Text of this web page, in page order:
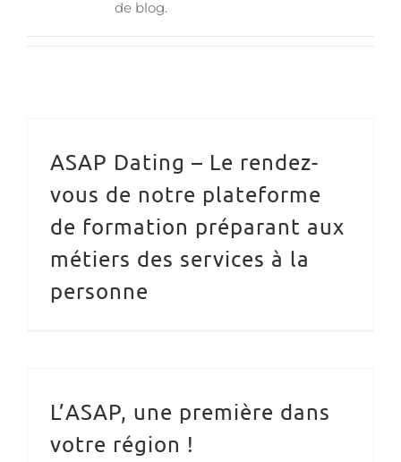
de blog.
ASAP Dating – Le rendez-
vous de notre plateforme
de formation préparant aux
métiers des services à la
personne
L’ASAP, une première dans
votre région !